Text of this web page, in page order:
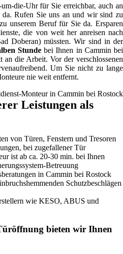
die-Uhr für Sie erreichbar, auch an
Rufen Sie uns an und wir sind zu
unserem Beruf für Sie da. Ersparen
die von weit her anreisen nach
Doberan) müssten. Wir sind in der
Stunde bei Ihnen in Cammin bei
an die Arbeit. Vor der verschlossenen
Um Sie nicht zu lange
nie weit entfernt.
Leistungen als
von Türen, Fenstern und Tresoren
bei zugefallener Tür
ist ab ca. 20-30 min. bei Ihnen
Betreuung
in Cammin bei Rostock
Schutzbeschlägen
wie KESO, ABUS und
bieten wir Ihnen